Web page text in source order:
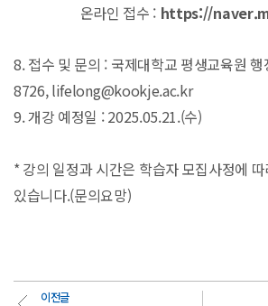
온라인 접수 : https://
8. 접수 및 문의 : 국제대학교 평생교육원
8726, lifelong@kookje.ac.kr
9. 개강 예정일 : 2025.05.21.(수)
* 강의 일정과 시간은 학습자 모집사정에
있습니다.(문의요망)
이전글